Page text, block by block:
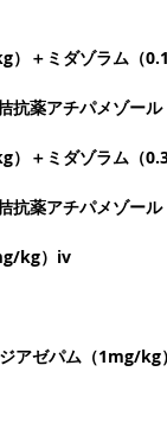
）＋ミダゾラム（
抗薬アチパメゾー
）＋ミダゾラム（
抗薬アチパメゾー
kg）iv
アゼパム（1mg/